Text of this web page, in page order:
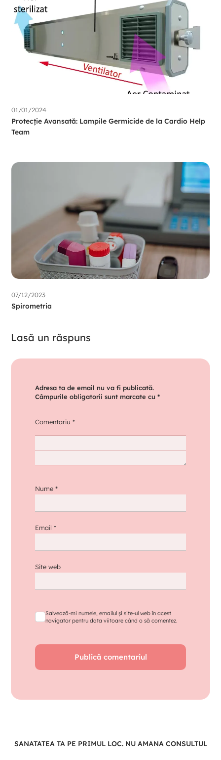
01/01/2024
Protecție Avansată: Lampile Germicide de la Cardio Help
Team
07/12/2023
Spirometria
Lasă un răspuns
Adresa ta de email nu va fi publicată.
Câmpurile obligatorii sunt marcate cu *
Comentariu *
Nume *
Email *
Site web
Salvează-mi numele, emailul și site-ul web în acest
navigator pentru data viitoare când o să comentez.
SANATATEA TA PE PRIMUL LOC. NU AMANA CONSULTUL